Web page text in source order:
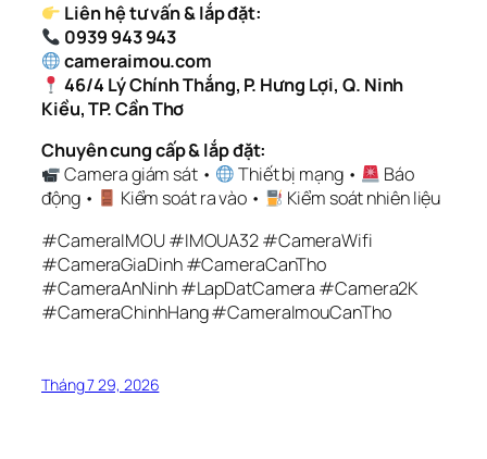
Liên hệ tư vấn & lắp đặt:
0939 943 943
cameraimou.com
46/4 Lý Chính Thắng, P. Hưng Lợi, Q. Ninh
Kiều, TP. Cần Thơ
Chuyên cung cấp & lắp đặt:
Camera giám sát •
Thiết bị mạng •
Báo
động •
Kiểm soát ra vào •
Kiểm soát nhiên liệu
#CameraIMOU #IMOUA32 #CameraWifi
#CameraGiaDinh #CameraCanTho
#CameraAnNinh #LapDatCamera #Camera2K
#CameraChinhHang #CameraImouCanTho
Tháng 7 29, 2026